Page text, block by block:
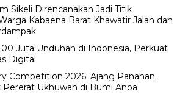
Sikeli Direncanakan Jadi Titik
Kabaena Barat Khawatir Jalan dan
Juta Unduhan di Indonesia, Perkuat
Digital
Competition 2026: Ajang Panahan
Pererat Ukhuwah di Bumi Anoa